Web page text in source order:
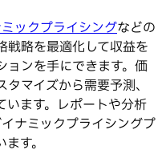
ックプライシングなどの
戦略を最適化して収益を
ョンを手にできます。価
マイズから需要予測、
います。レポートや分析
ナミックプライシングプ
す。